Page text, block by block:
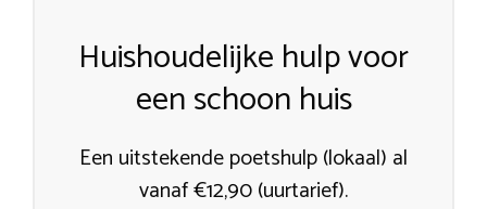
Huishoudelijke hulp voor
een schoon huis
Een uitstekende poetshulp (lokaal) al
vanaf €12,90 (uurtarief).